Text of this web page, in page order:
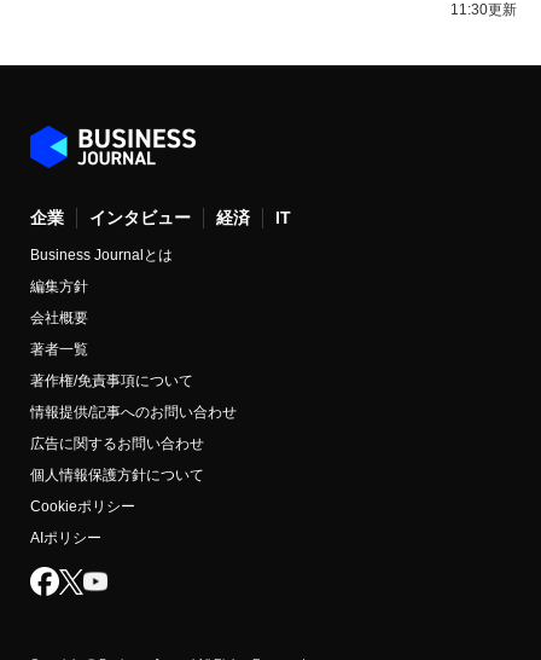
11:30更新
企業 インタビュー 経済 IT
Business Journalとは
編集方針
会社概要
著者一覧
著作権/免責事項について
情報提供/記事へのお問い合わせ
広告に関するお問い合わせ
個人情報保護方針について
Cookieポリシー
AIポリシー